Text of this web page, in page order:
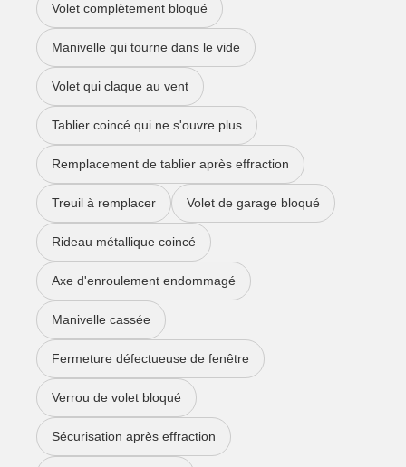
Volet complètement bloqué
Manivelle qui tourne dans le vide
Volet qui claque au vent
Tablier coincé qui ne s'ouvre plus
Remplacement de tablier après effraction
Treuil à remplacer Volet de garage bloqué
Rideau métallique coincé
Axe d'enroulement endommagé
Manivelle cassée
Fermeture défectueuse de fenêtre
Verrou de volet bloqué
Sécurisation après effraction